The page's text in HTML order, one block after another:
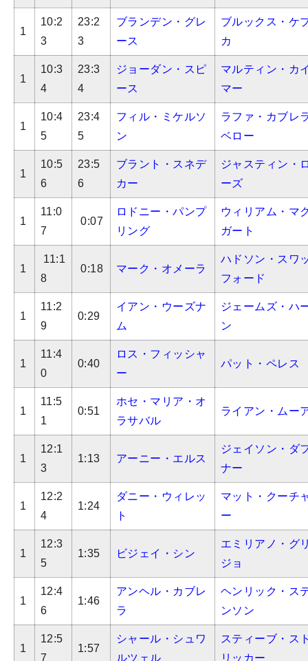
1
10:2
3
23:2
3
ブランデン・グレ
ース
ブルックス・ケ
カ
1
10:3
4
23:3
4
ジョーダン・スピ
ース
マルティン・カ
マー
1
10:4
5
23:4
5
フィル・ミケルソ
ン
ラファ・カブレ
ベロー
1
10:5
6
23:5
6
ブラント・スネデ
カー
ジャスティン・
ーズ
1
11:0
7
0:07
ロドニー・パンプ
リング
ウィリアム・マ
ガート
1
11:1
8
0:18 マーク・オメーラ
ハドソン・スワ
フォード
1
11:2
9
0:29
イアン・ウーズナ
ム
ジェームズ・ハ
ン
1
11:4
0
0:40
ロス・フィッシャ
ー
パット・ペレス
1
11:5
1
0:51
ホセ・マリア・オ
ラサバル
ライアン・ムー
1
12:1
3
1:13 アーニー・エルス
ジェイソン・ダ
ナー
1
12:2
4
1:24
ダニー・ウィレッ
ト
マット・クーチ
ー
1
12:3
5
1:35 ビジェイ・シン
エミリアノ・グ
ジョ
1
12:4
6
1:46
アンヘル・カブレ
ラ
ヘンリック・ス
ンソン
1
12:5
7
1:57
シャール・シュワ
ルツェル
スティーブ・ス
リッカー